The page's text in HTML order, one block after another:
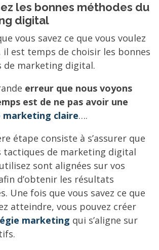
les bonnes méthodes du
digital
vous savez ce que vous voulez
est temps de choisir les bonnes
de marketing digital.
erreur que nous voyons
est de ne pas avoir une
claire….
étape consiste à s’assurer que
tactiques de marketing digital
sont alignées sur vos
d’obtenir les résultats
Une fois que vous savez ce que
atteindre, vous pouvez créer
marketing qui s’aligne sur